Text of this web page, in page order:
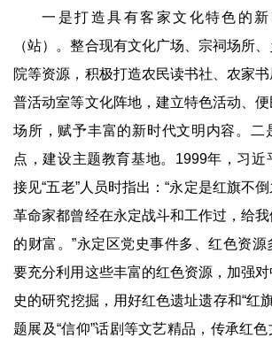
一是打造具有客家文化特色的
（站）。整合现有文化广场、宗祠场所
院等资源，积极打造农民读书社、农家
普活动室等文化阵地，建立特色活动、
场所，赋予丰富的新时代文明内容。二
点，建设主题教育基地。 1999年，习近
接见“五老”人员时指出：“永定是红旗不
革命家都曾经在永定战斗和工作过，给
的财富。”永定区党史事件多、红色资源
要充分利用这些丰富的红色资源，加强
史的研究挖掘，用好红色遗址遗存和“红
题展及“信仰”话剧等文艺精品，传承红